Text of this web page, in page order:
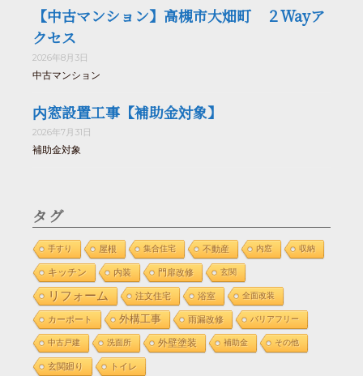
【中古マンション】高槻市大畑町 ２Wayア
クセス
2026年8月3日
中古マンション
内窓設置工事【補助金対象】
2026年7月31日
補助金対象
タグ
手すり 屋根 集合住宅 不動産 内窓 収納
キッチン 内装 門扉改修 玄関
リフォーム 注文住宅 浴室 全面改装
カーポート 外構工事 雨漏改修 バリアフリー
中古戸建 洗面所 外壁塗装 補助金 その他
玄関廻り トイレ